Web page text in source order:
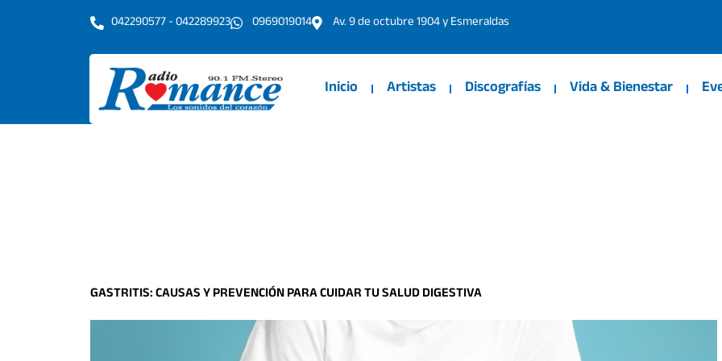
042290577 - 042289923 0969019014 Av. 9 de octubre 1904 y Esmeraldas
Inicio Artistas Discografías Vida & Bienestar
GASTRITIS: CAUSAS Y PREVENCIÓN PARA CUIDAR TU SALUD DIGESTIVA